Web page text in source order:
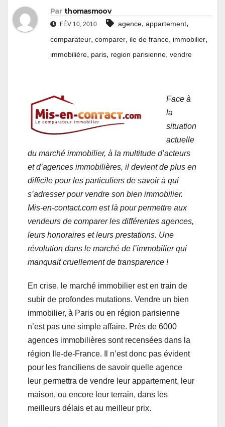
Par thomasmoov
FÉV 10, 2010 agence, appartement,
comparateur, comparer, ile de france, immobilier,
immobilière, paris, region parisienne, vendre
Face à
la
situation
actuelle
du marché immobilier, à la multitude d’acteurs
et d’agences immobilières, il devient de plus en
difficile pour les particuliers de savoir à qui
s’adresser pour vendre son bien immobilier.
Mis-en-contact.com est là pour permettre aux
vendeurs de comparer les différentes agences,
leurs honoraires et leurs prestations. Une
révolution dans le marché de l’immobilier qui
manquait cruellement de transparence !
En crise, le marché immobilier est en train de
subir de profondes mutations. Vendre un bien
immobilier, à Paris ou en région parisienne
n’est pas une simple affaire. Près de 6000
agences immobilières sont recensées dans la
région Ile-de-France. Il n’est donc pas évident
pour les franciliens de savoir quelle agence
leur permettra de vendre leur appartement, leur
maison, ou encore leur terrain, dans les
meilleurs délais et au meilleur prix.